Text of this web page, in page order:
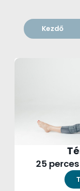
Kezdő
25